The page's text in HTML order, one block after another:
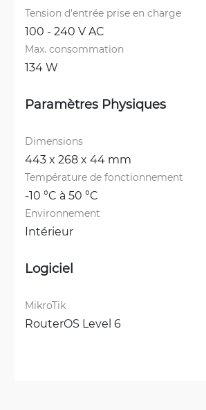
Tension d'entrée prise en charge
100 - 240 V AC
Max. consommation
134 W
Paramètres Physiques
Dimensions
443 x 268 x 44 mm
Température de fonctionnement
-10 °C à 50 °C
Environnement
Intérieur
Logiciel
MikroTik
RouterOS Level 6